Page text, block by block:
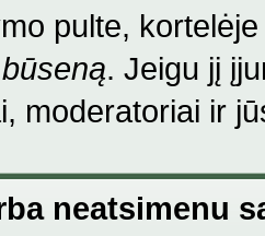
pulte,
. Jeigu jį
moderatoriai ir
neatsimenu